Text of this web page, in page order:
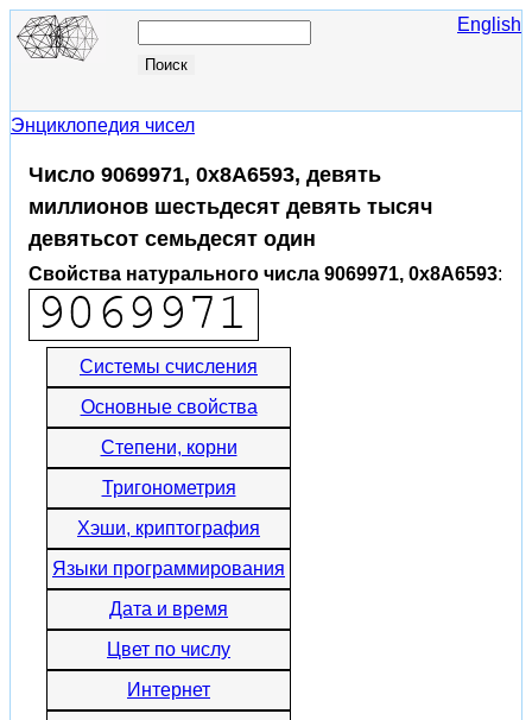
English
Энциклопедия чисел
Число 9069971, 0x8A6593, девять
миллионов шестьдесят девять тысяч
девятьсот семьдесят один
Свойства натурального числа 9069971, 0x8A6593:
Системы счисления
Основные свойства
Степени, корни
Тригонометрия
Хэши, криптография
Языки программирования
Дата и время
Цвет по числу
Интернет